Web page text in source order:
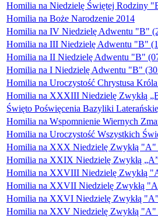
Homilia na Niedzielę Świętej Rodziny
Homilia na Boże Narodzenie 2014
Homilia na IV Niedzielę Adwentu "B"
Homilia na III Niedzielę Adwentu "B"
Homilia na II Niedzielę Adwentu "B"
Homilia na I Niedzielę Adwentu "B"
Homilia na Uroczystość Chrystusa
Homilia na XXXIII Niedzielę Zwykłą
Święto Poświęcenia Bazyliki
Homilia na Wspomnienie Wiernych
Homilia na Uroczystość Wszystkich
Homilia na XXX Niedzielę Zwykłą "A"
Homilia na XXIX Niedzielę Zwykłą
Homilia na XXVIII Niedzielę Zwykłą
Homilia na XXVII Niedzielę Zwykłą
Homilia na XXVI Niedzielę Zwykłą
Homilia na XXV Niedzielę Zwykłą "A"